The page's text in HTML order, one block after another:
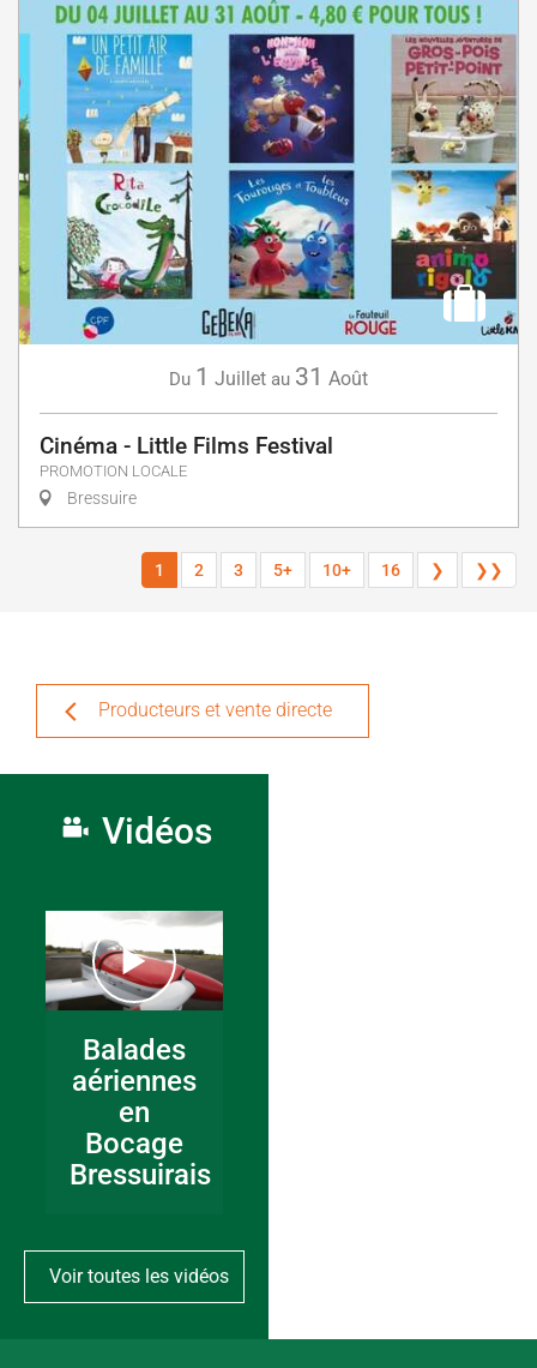
Du 1 Juillet au 31 Août
Cinéma - Little Films Festival
PROMOTION LOCALE
Bressuire
1 2 3 5+ 10+ 16 ❯ ❯❯
Producteurs et vente directe
Vidéos
Balades
aériennes
en
Bocage
Bressuirais
Voir toutes les vidéos